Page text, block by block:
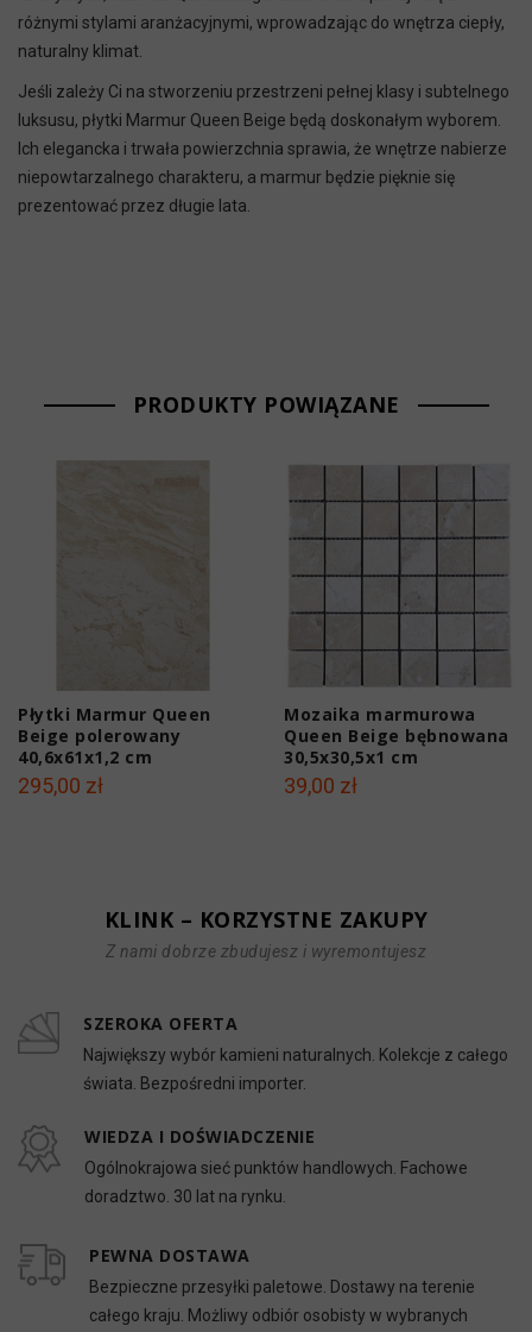
różnymi stylami aranżacyjnymi, wprowadzając do wnętrza ciepły,
naturalny klimat.
Jeśli zależy Ci na stworzeniu przestrzeni pełnej klasy i subtelnego
luksusu, płytki Marmur Queen Beige będą doskonałym wyborem.
Ich elegancka i trwała powierzchnia sprawia, że wnętrze nabierze
niepowtarzalnego charakteru, a marmur będzie pięknie się
prezentować przez długie lata.
PRODUKTY POWIĄZANE
Płytki Marmur Queen
Beige polerowany
40,6x61x1,2 cm
295,00 zł
Mozaika marmurowa
Queen Beige bębnowana
30,5x30,5x1 cm
39,00 zł
KLINK – KORZYSTNE ZAKUPY
Z nami dobrze zbudujesz i wyremontujesz
SZEROKA OFERTA
Największy wybór kamieni naturalnych. Kolekcje z całego
świata. Bezpośredni importer.
WIEDZA I DOŚWIADCZENIE
Ogólnokrajowa sieć punktów handlowych. Fachowe
doradztwo. 30 lat na rynku.
PEWNA DOSTAWA
Bezpieczne przesyłki paletowe. Dostawy na terenie
całego kraju. Możliwy odbiór osobisty w wybranych